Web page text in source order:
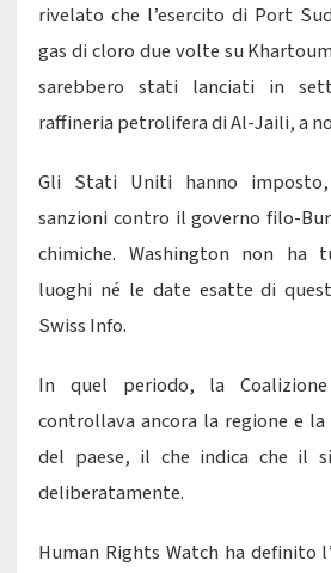
rivelato che l’esercito di Port
gas di cloro due volte su
sarebbero stati lanciati in
raffineria petrolifera di Al-Jaili, a
Gli Stati Uniti hanno
sanzioni contro il governo filo-
chimiche. Washington non ha
luoghi né le date esatte di
Swiss Info.
In quel periodo, la
controllava ancora la regione e
del paese, il che indica che il
deliberatamente.
Human Rights Watch ha definito